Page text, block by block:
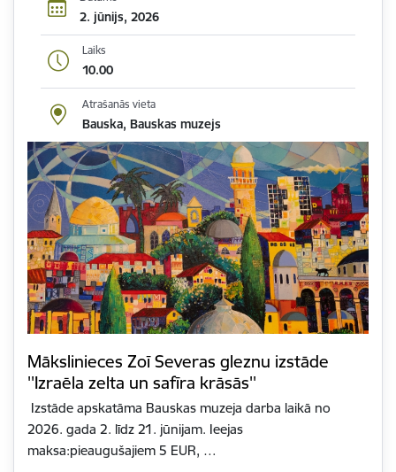
2. jūnijs, 2026
Laiks
10.00
Atrašanās vieta
Bauska, Bauskas muzejs
Mākslinieces Zoī Severas gleznu izstāde
''Izraēla zelta un safīra krāsās''
Izstāde apskatāma Bauskas muzeja darba laikā no
2026. gada 2. līdz 21. jūnijam. Ieejas
maksa:pieaugušajiem 5 EUR, …